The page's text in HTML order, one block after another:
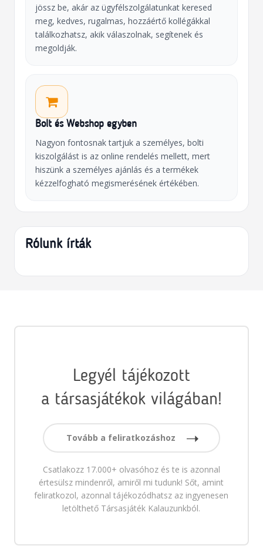
jössz be, akár az ügyfélszolgálatunkat keresed
meg, kedves, rugalmas, hozzáértő kollégákkal
találkozhatsz, akik válaszolnak, segítenek és
megoldják.
Bolt és Webshop egyben
Nagyon fontosnak tartjuk a személyes, bolti
kiszolgálást is az online rendelés mellett, mert
hiszünk a személyes ajánlás és a termékek
kézzelfogható megismerésének értékében.
Rólunk írták
Legyél tájékozott
a társasjátékok világában!
Tovább a feliratkozáshoz
Csatlakozz 17.000+ olvasóhoz és te is azonnal
értesülsz mindenről, amiről mi tudunk! Sőt, amint
feliratkozol, azonnal tájékozódhatsz az ingyenesen
letölthető Társasjáték Kalauzunkból.